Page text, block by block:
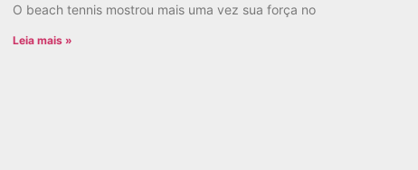
O beach tennis mostrou mais uma vez sua força no
Leia mais »